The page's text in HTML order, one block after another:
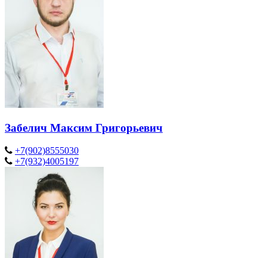
Забелич Максим Григорьевич
+7(902)8555030
+7(932)4005197